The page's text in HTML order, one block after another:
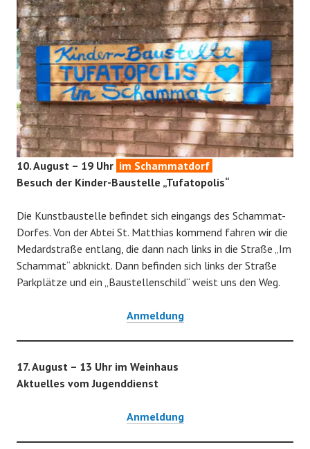
10. August – 19 Uhr im Schammatdorf
Besuch der Kinder-Baustelle „Tufatopolis“
Die Kunstbaustelle befindet sich eingangs des Schammat-
Dorfes. Von der Abtei St. Matthias kommend fahren wir die
Medardstraße entlang, die dann nach links in die Straße „Im
Schammat“ abknickt. Dann befinden sich links der Straße
Parkplätze und ein „Baustellenschild“ weist uns den Weg.
Anmeldung
17. August – 13 Uhr im Weinhaus
Aktuelles vom Jugenddienst
Anmeldung